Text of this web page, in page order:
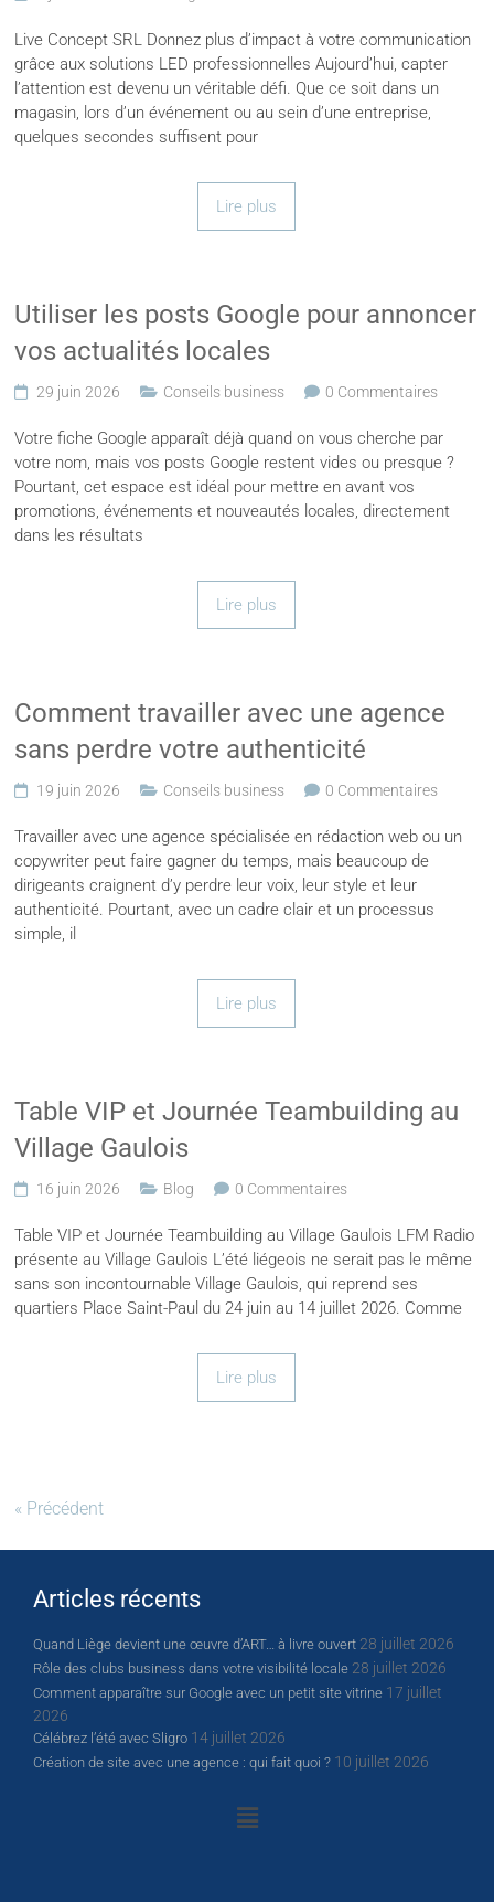
Live Concept SRL Donnez plus d’impact à votre communication
grâce aux solutions LED professionnelles Aujourd’hui, capter
l’attention est devenu un véritable défi. Que ce soit dans un
magasin, lors d’un événement ou au sein d’une entreprise,
quelques secondes suffisent pour
Lire plus
Utiliser les posts Google pour annoncer
vos actualités locales
29 juin 2026 Conseils business 0 Commentaires
Votre fiche Google apparaît déjà quand on vous cherche par
votre nom, mais vos posts Google restent vides ou presque ?
Pourtant, cet espace est idéal pour mettre en avant vos
promotions, événements et nouveautés locales, directement
dans les résultats
Lire plus
Comment travailler avec une agence
sans perdre votre authenticité
19 juin 2026 Conseils business 0 Commentaires
Travailler avec une agence spécialisée en rédaction web ou un
copywriter peut faire gagner du temps, mais beaucoup de
dirigeants craignent d’y perdre leur voix, leur style et leur
authenticité. Pourtant, avec un cadre clair et un processus
simple, il
Lire plus
Table VIP et Journée Teambuilding au
Village Gaulois
16 juin 2026 Blog 0 Commentaires
Table VIP et Journée Teambuilding au Village Gaulois LFM Radio
présente au Village Gaulois L’été liégeois ne serait pas le même
sans son incontournable Village Gaulois, qui reprend ses
quartiers Place Saint-Paul du 24 juin au 14 juillet 2026. Comme
Lire plus
« Précédent
Articles récents
Quand Liège devient une œuvre d’ART… à livre ouvert 28 juillet 2026
Rôle des clubs business dans votre visibilité locale 28 juillet 2026
Comment apparaître sur Google avec un petit site vitrine 17 juillet
2026
Célébrez l’été avec Sligro 14 juillet 2026
Création de site avec une agence : qui fait quoi ? 10 juillet 2026